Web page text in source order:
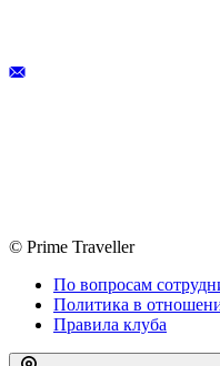
© Prime Traveller
По вопросам
Политика в
Правила клуба